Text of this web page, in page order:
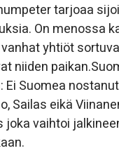
tarjoaa
On menossa
yhtiöt
niiden
Ei Suomea
Sailas eikä
joka vaihtoi